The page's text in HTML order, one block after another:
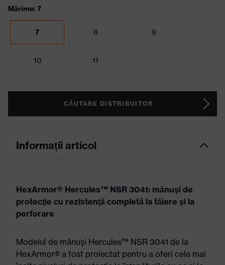
Mărime: 7
7 8 9
10 11
CĂUTARE DISTRIBUITOR
Informații articol
HexArmor® Hercules™ NSR 3041: mănuşi de
protecţie cu rezistenţă completă la tăiere şi la
perforare
Modelul de mănuşi Hercules™ NSR 3041 de la
HexArmor® a fost proiectat pentru a oferi cele mai